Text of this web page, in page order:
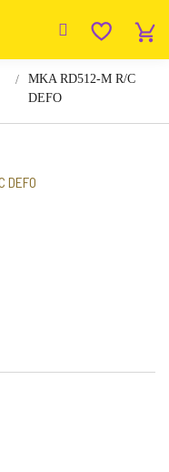
MKA RD512-M R/C
DEFO